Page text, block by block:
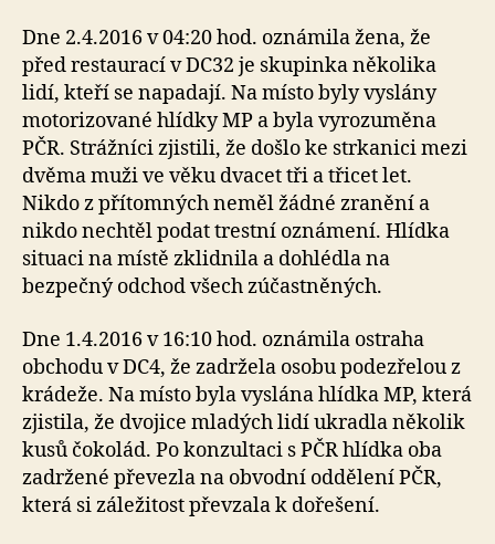
Dne 2.4.2016 v 04:20 hod. oznámila žena, že
před restaurací v DC32 je skupinka několika
lidí, kteří se napadají. Na místo byly vyslány
motorizované hlídky MP a byla vyrozuměna
PČR. Strážníci zjistili, že došlo ke strkanici mezi
dvěma muži ve věku dvacet tři a třicet let.
Nikdo z přítomných neměl žádné zranění a
nikdo nechtěl podat trestní oznámení. Hlídka
situaci na místě zklidnila a dohlédla na
bezpečný odchod všech zúčastněných.
Dne 1.4.2016 v 16:10 hod. oznámila ostraha
obchodu v DC4, že zadržela osobu podezřelou z
krádeže. Na místo byla vyslána hlídka MP, která
zjistila, že dvojice mladých lidí ukradla několik
kusů čokolád. Po konzultaci s PČR hlídka oba
zadržené převezla na obvodní oddělení PČR,
která si záležitost převzala k dořešení.